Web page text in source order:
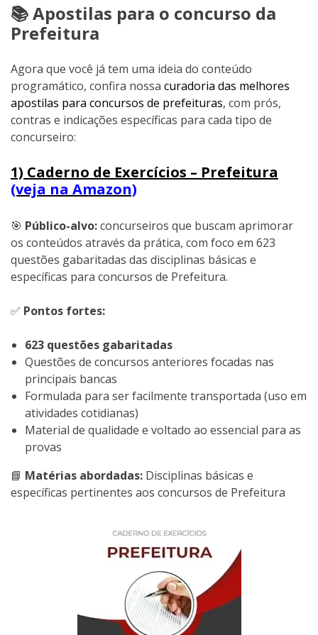
📚 Apostilas para o concurso da
Prefeitura
Agora que você já tem uma ideia do conteúdo
programático, confira nossa curadoria das melhores
apostilas para concursos de prefeituras, com prós,
contras e indicações específicas para cada tipo de
concurseiro:
1) Caderno de Exercícios – Prefeitura
(veja na Amazon)
🎯 Público-alvo:concurseiros que buscam aprimorar
os conteúdos através da prática, com foco em 623
questões gabaritadas das disciplinas básicas e
específicas para concursos de Prefeitura.
✅ Pontos fortes:
623 questões gabaritadas
Questões de concursos anteriores focadas nas
principais bancas
Formulada para ser facilmente transportada (uso em
atividades cotidianas)
Material de qualidade e voltado ao essencial para as
provas
📘 Matérias abordadas: Disciplinas básicas e
específicas pertinentes aos concursos de Prefeitura